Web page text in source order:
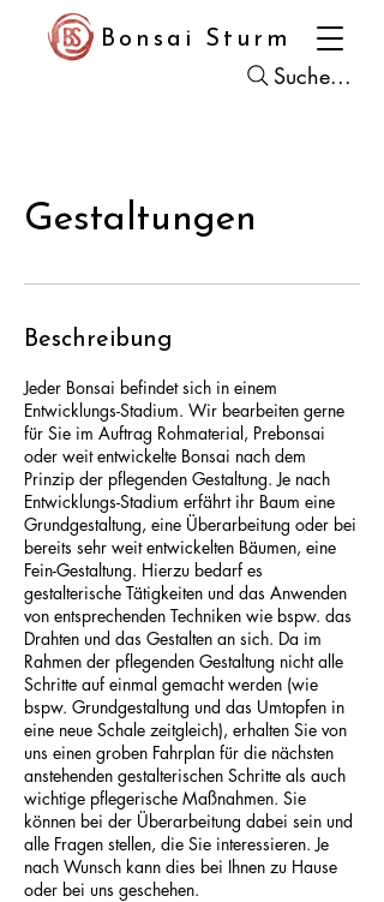
Bonsai Sturm
Suche...
Gestaltungen
Beschreibung
Jeder Bonsai befindet sich in einem
Entwicklungs-Stadium. Wir bearbeiten gerne
für Sie im Auftrag Rohmaterial, Prebonsai
oder weit entwickelte Bonsai nach dem
Prinzip der pflegenden Gestaltung. Je nach
Entwicklungs-Stadium erfährt ihr Baum eine
Grundgestaltung, eine Überarbeitung oder bei
bereits sehr weit entwickelten Bäumen, eine
Fein-Gestaltung. Hierzu bedarf es
gestalterische Tätigkeiten und das Anwenden
von entsprechenden Techniken wie bspw. das
Drahten und das Gestalten an sich. Da im
Rahmen der pflegenden Gestaltung nicht alle
Schritte auf einmal gemacht werden (wie
bspw. Grundgestaltung und das Umtopfen in
eine neue Schale zeitgleich), erhalten Sie von
uns einen groben Fahrplan für die nächsten
anstehenden gestalterischen Schritte als auch
wichtige pflegerische Maßnahmen. Sie
können bei der Überarbeitung dabei sein und
alle Fragen stellen, die Sie interessieren. Je
nach Wunsch kann dies bei Ihnen zu Hause
oder bei uns geschehen.